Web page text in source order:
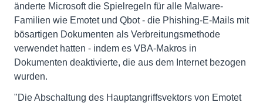
änderte Microsoft die Spielregeln für alle Malware-
Familien wie Emotet und Qbot - die Phishing-E-Mails mit
bösartigen Dokumenten als Verbreitungsmethode
verwendet hatten - indem es VBA-Makros in
Dokumenten deaktivierte, die aus dem Internet bezogen
wurden.
"Die Abschaltung des Hauptangriffsvektors von Emotet